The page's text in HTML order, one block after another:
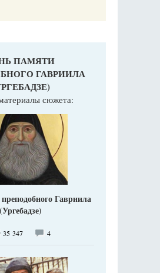
ПАМЯТИ
ГАВРИИЛА
сюжета:
Гавриила
(Ургебадзе)
35 347 4